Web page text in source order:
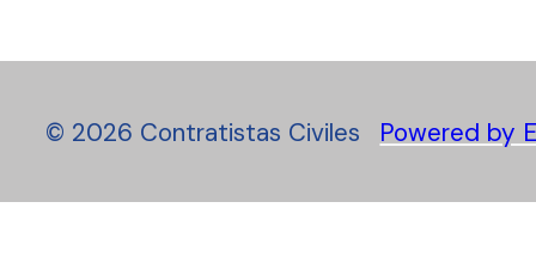
© 2026 Contratistas Civiles Powered by